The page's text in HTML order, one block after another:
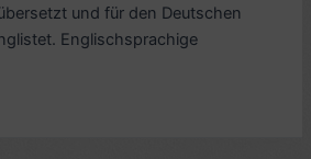
und für den Deutschen
Englischsprachige